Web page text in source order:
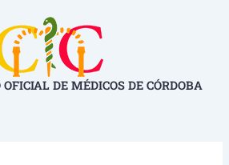
DE MÉDICOS DE CÓRDOBA